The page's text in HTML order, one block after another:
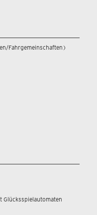
Fahrgemeinschaften)
Glücksspielautomaten